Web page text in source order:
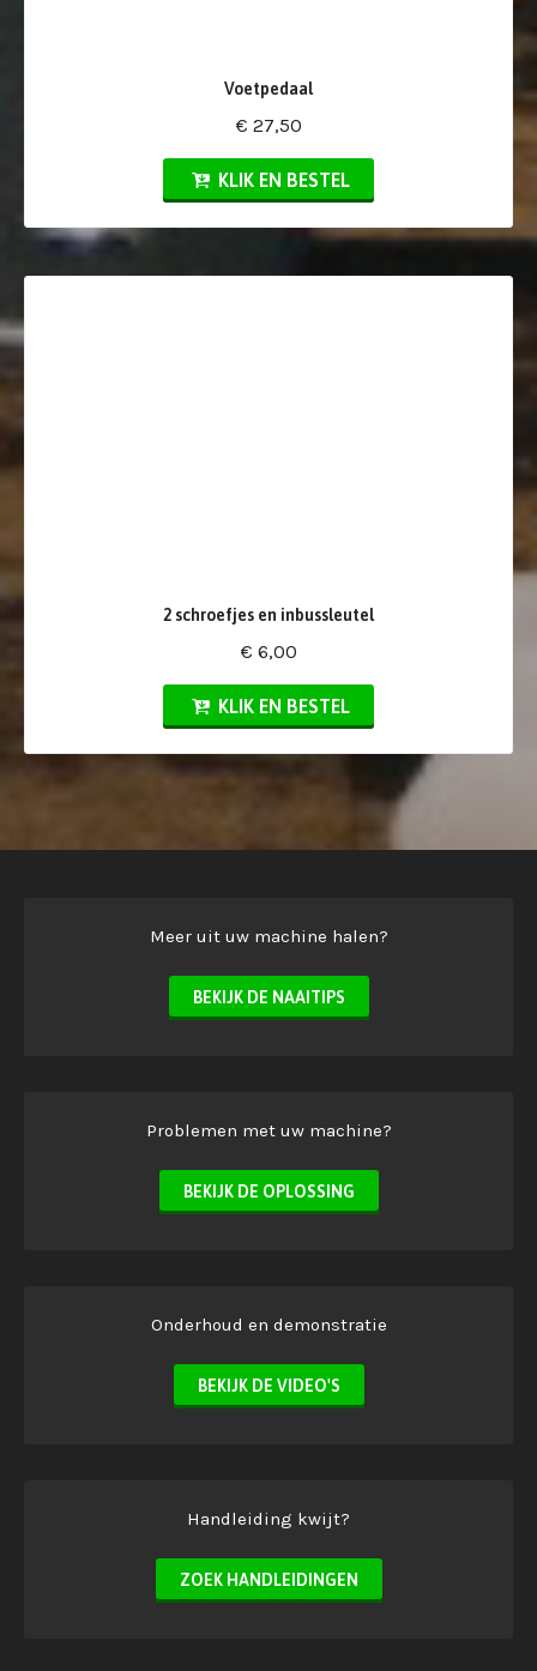
Voetpedaal
€ 27,50
KLIK EN BESTEL
2 schroefjes en inbussleutel
€ 6,00
KLIK EN BESTEL
Meer uit uw machine halen?
BEKIJK DE NAAITIPS
Problemen met uw machine?
BEKIJK DE OPLOSSING
Onderhoud en demonstratie
BEKIJK DE VIDEO'S
Handleiding kwijt?
ZOEK HANDLEIDINGEN